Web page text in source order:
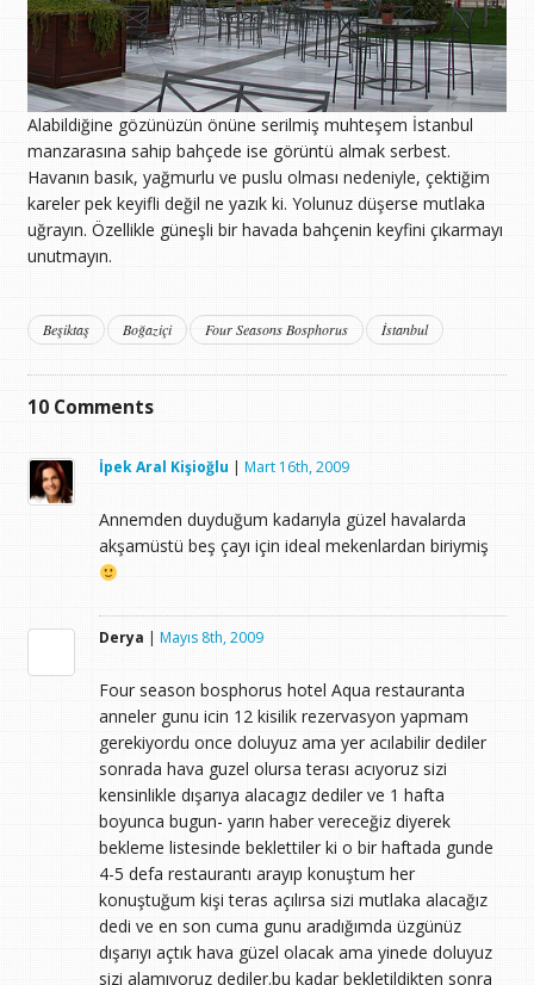
Alabildiğine gözünüzün önüne serilmiş muhteşem İstanbul
manzarasına sahip bahçede ise görüntü almak serbest.
Havanın basık, yağmurlu ve puslu olması nedeniyle, çektiğim
kareler pek keyifli değil ne yazık ki. Yolunuz düşerse mutlaka
uğrayın. Özellikle güneşli bir havada bahçenin keyfini çıkarmayı
unutmayın.
Beşiktaş Boğaziçi Four Seasons Bosphorus İstanbul
10Comments
İpek Aral Kişioğlu Mart 16th, 2009
Annemden duyduğum kadarıyla güzel havalarda
akşamüstü beş çayı için ideal mekenlardan biriymiş
Derya Mayıs 8th, 2009
Four season bosphorus hotel Aqua restauranta
anneler gunu icin 12 kisilik rezervasyon yapmam
gerekiyordu once doluyuz ama yer acılabilir dediler
sonrada hava guzel olursa terası acıyoruz sizi
kensinlikle dışarıya alacagız dediler ve 1 hafta
boyunca bugun- yarın haber vereceğiz diyerek
bekleme listesinde beklettiler ki o bir haftada gunde
4-5 defa restaurantı arayıp konuştum her
konuştuğum kişi teras açılırsa sizi mutlaka alacağız
dedi ve en son cuma gunu aradığımda üzgünüz
dışarıyı açtık hava güzel olacak ama yinede doluyuz
sizi alamıyoruz dediler.bu kadar bekletildikten sonra